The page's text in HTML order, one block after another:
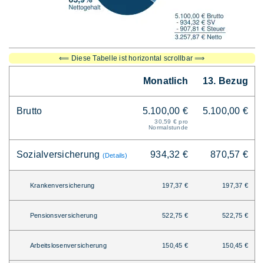
⟸ Diese Tabelle ist horizontal scrollbar ⟹
Monatlich 13. Bezug
Brutto 5.100,00 €
30,59 € pro
Normalstunde
5.100,00 €
Sozialversicherung (Details) 934,32 € 870,57 €
Krankenversicherung 197,37 € 197,37 €
Pensionsversicherung 522,75 € 522,75 €
Arbeitslosenversicherung 150,45 € 150,45 €